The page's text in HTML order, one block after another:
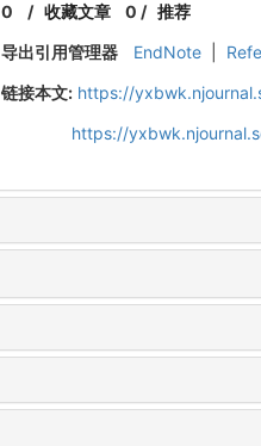
0 /收藏文章 0 / 推荐
导出引用管理器
EndNote
链接本文: https://
https://